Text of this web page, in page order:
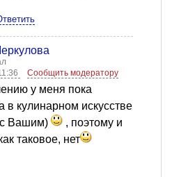
Сообщить модератору
у меня пока
в кулинарном искусстве
Вашим)
, поэтому и
таковое, нет